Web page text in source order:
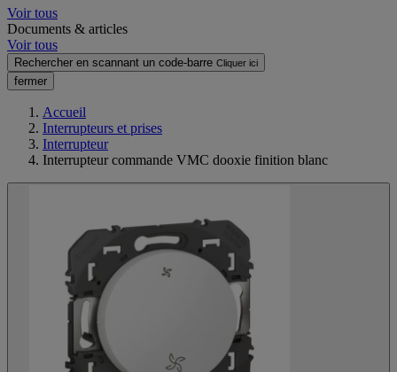
Voir tous
Documents & articles
Voir tous
Rechercher en scannant un code-barre Cliquer ici
fermer
Accueil
Interrupteurs et prises
Interrupteur
Interrupteur commande VMC dooxie finition blanc